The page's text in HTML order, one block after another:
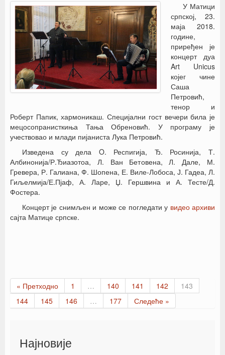
У Матици
српској, 23.
маја 2018.
године,
приређен је
концерт дуа
Art Unicus
којег чине
Саша
Петровић,
тенор и
Роберт Папик, хармоникаш. Специјални гост вечери била је
мецосопранисткиња Тања Обреновић. У програму је
учествовао и млади пијаниста Лука Петровић.
Изведена су дела O. Респигија, Ђ. Росинија, Т.
Албинонија/Р.Ђиазотоа, Л. Ван Бетовена, Л. Дале, М.
Гревера, Р. Галиана, Ф. Шопена, Е. Виле-Лобоса, Ј. Гадеа, Л.
Гиљелмија/Е.Пјаф, А. Ларе, Џ. Гершвина и А. Тесте/Д.
Фостера.
Концерт је снимљен и може се погледати у видео архиви
сајта Матице српске.
« Претходно 1 … 140 141 142
143
144
145 146 … 177 Следеће »
Најновије